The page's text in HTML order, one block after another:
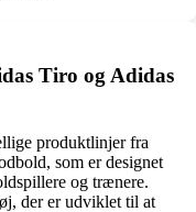
Tiro og Adidas
produktlinjer fra
som er designet
og trænere.
der er udviklet til at